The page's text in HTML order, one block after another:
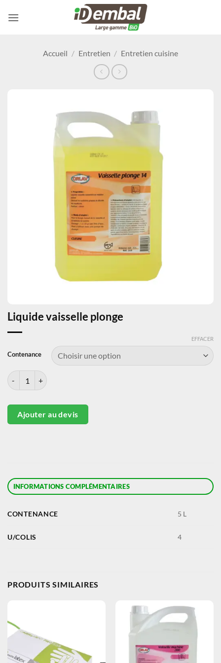
Accueil / Entretien / Entretien cuisine
Liquide vaisselle plonge
Contenance
EFFACER
quantité de Liquide vaisselle plonge
Ajouter au devis
INFORMATIONS COMPLÉMENTAIRES
CONTENANCE 5 L
U/COLIS 4
PRODUITS SIMILAIRES